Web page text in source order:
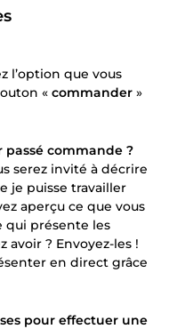
l’option que vous
« commander »
passé commande ?
serez invité à décrire
je puisse travailler
aperçu ce que vous
qui présente les
avoir ? Envoyez-les !
en direct grâce
pour effectuer une